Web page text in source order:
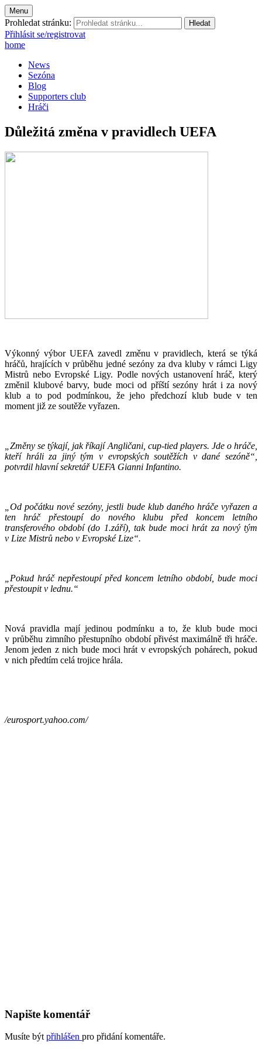
Menu
Prohledat stránku:
Přihlásit se/registrovat
home
News
Sezóna
Blog
Supporters club
Hráči
Důležitá změna v pravidlech UEFA
Výkonný výbor UEFA zavedl změnu v pravidlech, která se týká
hráčů, hrajících v průběhu jedné sezóny za dva kluby v rámci Ligy
Mistrů nebo Evropské Ligy. Podle nových ustanovení hráč, který
změnil klubové barvy, bude moci od příští sezóny hrát i za nový
klub a to pod podmínkou, že jeho předchozí klub bude v ten
moment již ze soutěže vyřazen.
„Změny se týkají, jak říkají Angličani, cup-tied players. Jde o hráče,
kteří hráli za jiný tým v evropských soutěžích v dané sezóně“,
potvrdil hlavní sekretář UEFA Gianni Infantino.
„Od počátku nové sezóny, jestli bude klub daného hráče vyřazen a
ten hráč přestoupí do nového klubu před koncem letního
transferového období (do 1.září), tak bude moci hrát za nový tým
v Lize Mistrů nebo v Evropské Lize“.
„Pokud hráč nepřestoupí před koncem letního období, bude moci
přestoupit v lednu.“
Nová pravidla mají jedinou podmínku a to, že klub bude moci
v průběhu zimního přestupního období přivést maximálně tři hráče.
Jenom jeden z nich bude moci hrát v evropských pohárech, pokud
v nich předtím celá trojice hrála.
/eurosport.yahoo.com/
Napište komentář
Musíte být přihlášen pro přidání komentáře.